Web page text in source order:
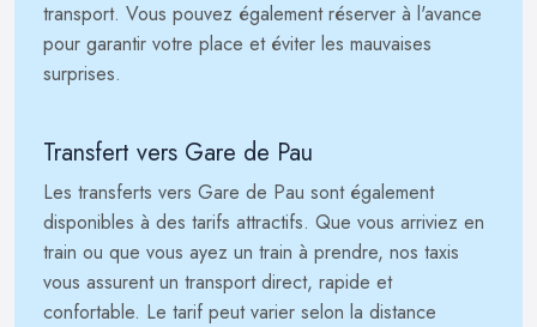
transport. Vous pouvez également réserver à l'avance
pour garantir votre place et éviter les mauvaises
surprises.
Transfert vers Gare de Pau
Les transferts vers Gare de Pau sont également
disponibles à des tarifs attractifs. Que vous arriviez en
train ou que vous ayez un train à prendre, nos taxis
vous assurent un transport direct, rapide et
confortable. Le tarif peut varier selon la distance